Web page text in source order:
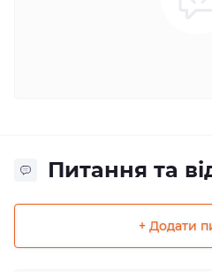
Питання та
+ Додати